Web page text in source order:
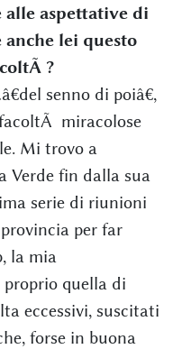
aspettative di
anche lei questo
?
senno di poiâ€,
miracolose
Mi trovo a
Verde fin dalla sua
serie di riunioni
per far
la mia
proprio quella di
eccessivi, suscitati
forse in buona